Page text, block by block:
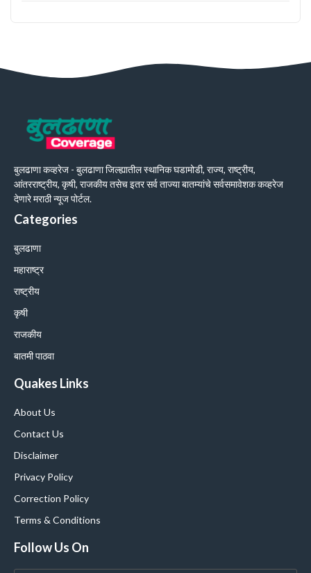
बुलढाणा कव्हरेज - बुलढाणा जिल्ह्यातील स्थानिक घडामोडी, राज्य, राष्ट्रीय,
आंतरराष्ट्रीय, कृषी, राजकीय तसेच इतर सर्व ताज्या बातम्यांचे सर्वसमावेशक कव्हरेज
देणारे मराठी न्यूज पोर्टल.
Categories
बुलढाणा
महाराष्ट्र
राष्ट्रीय
कृषी
राजकीय
बातमी पाठवा
Quakes Links
About Us
Contact Us
Disclaimer
Privacy Policy
Correction Policy
Terms & Conditions
Follow Us On